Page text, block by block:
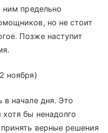
ним предельно
но не стоит
Позже наступит
ноября)
в начале дня. Это
бы ненадолго
верные решения